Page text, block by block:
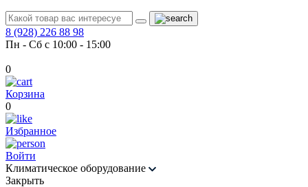
8 (928) 226 88 98
Пн - Сб с 10:00 - 15:00
0
Корзина
0
Избранное
Войти
Климатическое оборудование
Закрыть